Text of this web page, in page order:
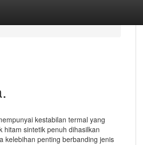
kestabilan termal yang
sintetik penuh dihasilkan
kelebihan penting berbanding jenis